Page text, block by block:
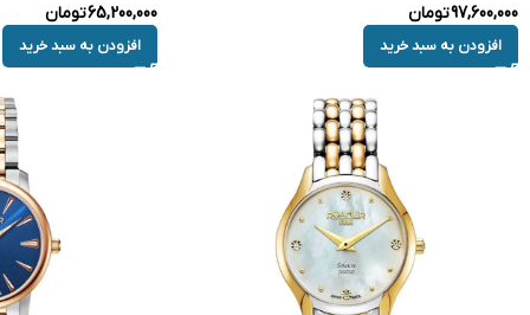
97,600,000تومان
افزودن به سبد خرید
65,200,000تومان
افزودن به سبد خرید